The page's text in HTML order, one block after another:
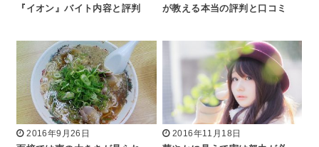
『イオン』バイト内容と評判
が教える本当の評判と口コミ
2016年9月26日
2016年11月18日